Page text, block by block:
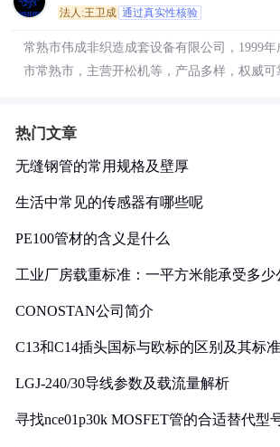
法人:王卫成 通过真实性核验
常熟市伟成非织造成套设备有限公司，1999年
市常熟市，主营开松机等，产品多样，权威可
热门文章
无缝钢管的常用规格及壁厚
生活中常见的传感器有哪些呢
PE100管材的含义是什么
工业厂房载重标准：一平方米能承受多少
CONOSTAN公司简介
C13和C14插头国标与欧标的区别及其标
LGJ-240/30导线参数及载流量解析
寻找nce01p30k MOSFET管的合适替代型